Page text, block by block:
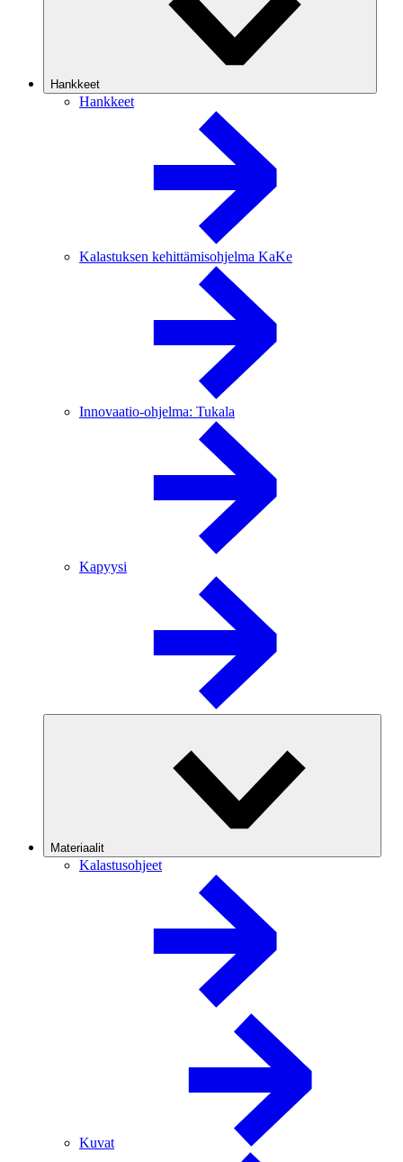
Hankkeet
Hankkeet
Kalastuksen kehittämisohjelma KaKe
Innovaatio-ohjelma: Tukala
Kapyysi
Materiaalit
Kalastusohjeet
Kuvat